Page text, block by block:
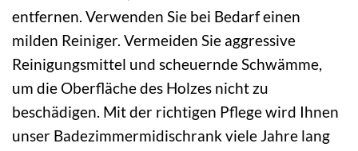
entfernen. Verwenden Sie bei Bedarf einen
milden Reiniger. Vermeiden Sie aggressive
Reinigungsmittel und scheuernde Schwämme,
um die Oberfläche des Holzes nicht zu
beschädigen. Mit der richtigen Pflege wird Ihnen
unser Badezimmermidischrank viele Jahre lang